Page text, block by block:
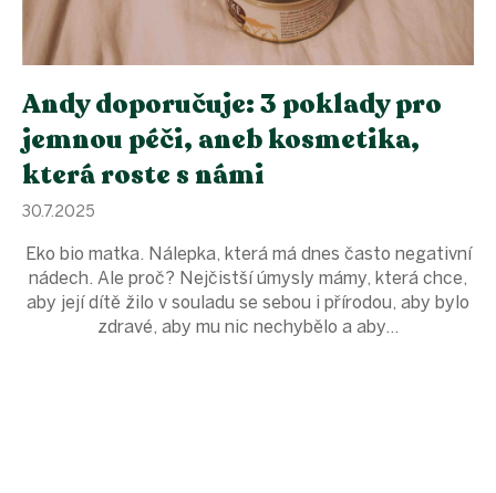
Andy doporučuje: 3 poklady pro
jemnou péči, aneb kosmetika,
která roste s námi
30.7.2025
Eko bio matka. Nálepka, která má dnes často negativní
nádech. Ale proč? Nejčistší úmysly mámy, která chce,
aby její dítě žilo v souladu se sebou i přírodou, aby bylo
zdravé, aby mu nic nechybělo a aby...